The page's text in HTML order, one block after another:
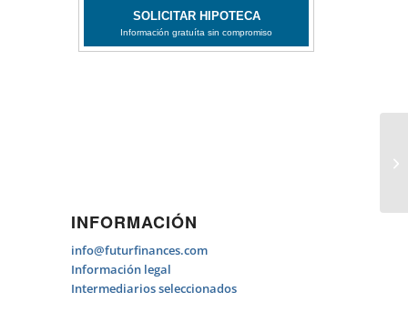
INFORMACIÓN
info@futurfinances.com
Información legal
Intermediarios seleccionados